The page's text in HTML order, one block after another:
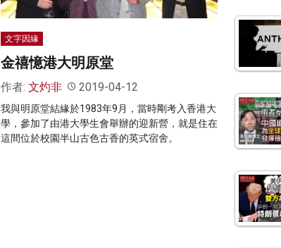
文字因緣
金禧憶港大明原堂
作者: 文灼非 2019-04-12
我與明原堂結緣於1983年9月，當時剛考入香港大
學，參加了由港大學生會舉辦的迎新營，就是住在
這間位於校園半山古色古香的英式宿舍。